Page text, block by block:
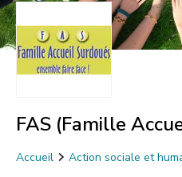
FAS (Famille
Accueil Action sociale et